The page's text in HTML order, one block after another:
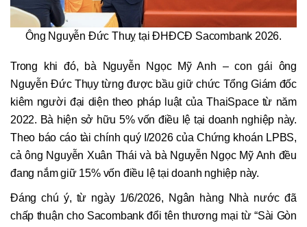
Ông Nguyễn Đức Thuỵ tại ĐHĐCĐ Sacombank 2026.
Trong khi đó, bà Nguyễn Ngọc Mỹ Anh – con gái ông
Nguyễn Đức Thụy từng được bầu giữ chức Tổng Giám đốc
kiêm người đại diện theo pháp luật của ThaiSpace từ năm
2022. Bà hiện sở hữu 5% vốn điều lệ tại doanh nghiệp này.
Theo báo cáo tài chính quý I/2026 của Chứng khoán LPBS,
cả ông Nguyễn Xuân Thái và bà Nguyễn Ngọc Mỹ Anh đều
đang nắm giữ 15% vốn điều lệ tại doanh nghiệp này.
Đáng chú ý, từ ngày 1/6/2026, Ngân hàng Nhà nước đã
chấp thuận cho Sacombank đổi tên thương mại từ “Sài Gòn